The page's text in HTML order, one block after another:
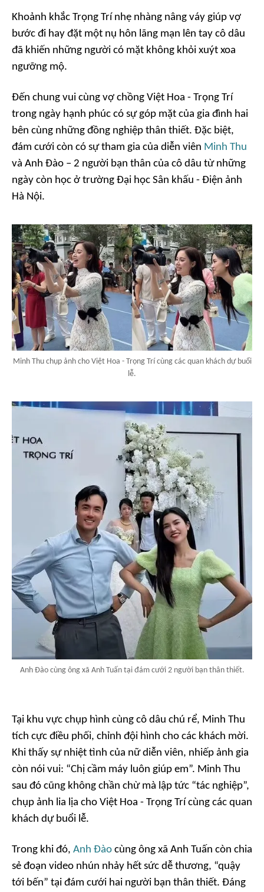
Khoảnh khắc Trọng Trí nhẹ nhàng nâng váy giúp vợ
bước đi hay đặt một nụ hôn lãng mạn lên tay cô dâu
đã khiến những người có mặt không khỏi xuýt xoa
ngưỡng mộ.
Đến chung vui cùng vợ chồng Việt Hoa - Trọng Trí
trong ngày hạnh phúc có sự góp mặt của gia đình hai
bên cùng những đồng nghiệp thân thiết. Đặc biệt,
đám cưới còn có sự tham gia của diễn viên Minh Thu
và Anh Đào – 2 người bạn thân của cô dâu từ những
ngày còn học ở trường Đại học Sân khấu - Điện ảnh
Hà Nội.
Minh Thu chụp ảnh cho Việt Hoa - Trọng Trí cùng các quan khách dự buổi
lễ.
Anh Đào cùng ông xã Anh Tuấn tại đám cưới 2 người bạn thân thiết.
Tại khu vực chụp hình cùng cô dâu chú rể, Minh Thu
tích cực điều phối, chỉnh đội hình cho các khách mời.
Khi thấy sự nhiệt tình của nữ diễn viên, nhiếp ảnh gia
còn nói vui: “Chị cầm máy luôn giúp em”. Minh Thu
sau đó cũng không chần chừ mà lập tức “tác nghiệp”,
chụp ảnh lia lịa cho Việt Hoa - Trọng Trí cùng các quan
khách dự buổi lễ.
Trong khi đó, Anh Đào cùng ông xã Anh Tuấn còn chia
sẻ đoạn video nhún nhảy hết sức dễ thương, “quậy
tới bến” tại đám cưới hai người bạn thân thiết. Đáng